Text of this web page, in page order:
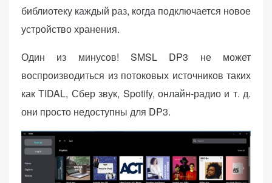
библиотеку каждый раз, когда подключается новое
устройство хранения.
Один из минусов! SMSL DP3 не может
воспроизводиться из потоковых источников таких
как TIDAL, Сбер звук, Spotify, онлайн-радио и т. д.
они просто недоступны для DP3.